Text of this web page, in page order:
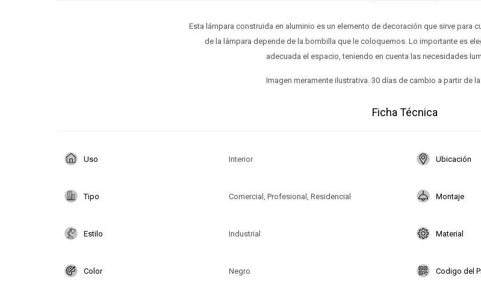
Esta lámpara construida en aluminio es un elemento de decoración que sirve para
de la lámpara depende de la bombilla que le coloquemos. Lo importante es
adecuada el espacio, teniendo en cuenta las necesidades
Imagen meramente ilustrativa. 30 días de cambio a partir de
Ficha Técnica
Uso Interior Ubicación
Tipo Comercial, Profesional, Residencial Montaje
Estilo Industrial Material
Color Negro Codigo del